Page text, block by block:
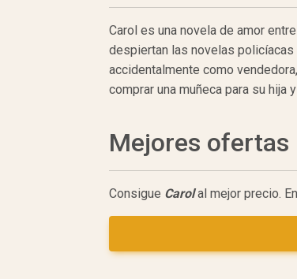
Carol es una novela de amor
despiertan las novelas policíacas
accidentalmente como
comprar una muñeca para su hija
Mejores ofertas
Consigue Carolal mejor precio.